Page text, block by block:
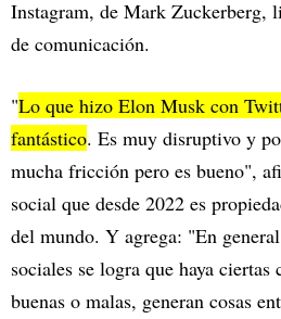
Instagram, de Mark Zuckerberg,
de comunicación.
"Lo que hizo Elon Musk con
fantástico. Es muy disruptivo y
mucha fricción pero es bueno",
social que desde 2022 es
del mundo. Y agrega: "En
sociales se logra que haya ciertas
buenas o malas, generan cosas